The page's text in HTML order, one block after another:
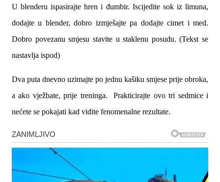
U blenderu ispasirajte hren i đumbir. Iscijedite sok iz limuna,
dodajte u blender, dobro izmješajte pa dodajte cimet i med.
Dobro povezanu smjesu stavite u staklenu posudu. (Tekst se
nastavlja ispod)
Dva puta dnevno uzimajte po jednu kašiku smjese prije obroka,
a ako vježbate, prije treninga. Prakticirajte ovo tri sedmice i
nećete se pokajati kad vidite fenomenalne rezultate.